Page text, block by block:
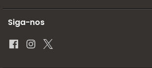
Siga-nos